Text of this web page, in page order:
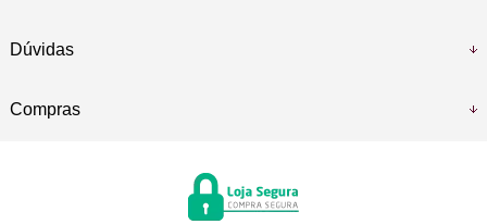
Dúvidas
Compras